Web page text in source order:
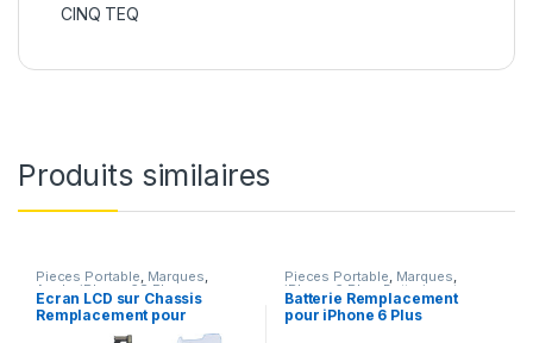
CINQ TEQ
Produits similaires
Pieces Portable, Marques,
Apple iPhone 6S Plus
Ecran LCD sur Chassis
Remplacement pour
iPhone 6S Plus Blanc
Pieces Portable, Marques,
iPhone 6 Plus Batteries et
chargeurs,Batteries Apple
Batterie Remplacement
pour iPhone 6 Plus